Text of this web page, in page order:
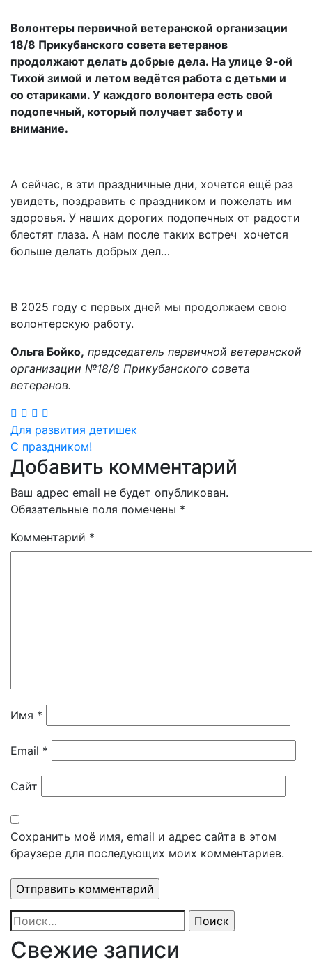
Волонтеры первичной ветеранской организации
18/8 Прикубанского совета ветеранов
продолжают делать добрые дела. На улице 9-ой
Тихой зимой и летом ведётся работа с детьми и
со стариками. У каждого волонтера есть свой
подопечный, который получает заботу и
внимание.
А сейчас, в эти праздничные дни, хочется ещё раз
увидеть, поздравить с праздником и пожелать им
здоровья. У наших дорогих подопечных от радости
блестят глаза. А нам после таких встреч хочется
больше делать добрых дел…
В 2025 году с первых дней мы продолжаем свою
волонтерскую работу.
Ольга Бойко, председатель первичной ветеранской
организации №18/8 Прикубанского совета
ветеранов.
Навигация
по
записям
Для развития детишек
С праздником!
Добавить комментарий
Ваш адрес email не будет опубликован.
Обязательные поля помечены *
Комментарий *
Имя *
Email *
Сайт
Сохранить моё имя, email и адрес сайта в этом
браузере для последующих моих комментариев.
Найти:
Свежие записи